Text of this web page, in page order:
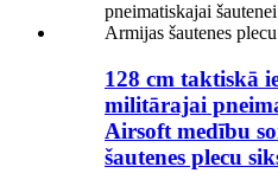
128 cm taktiskā
militārajai
Airsoft medību
šautenes plecu